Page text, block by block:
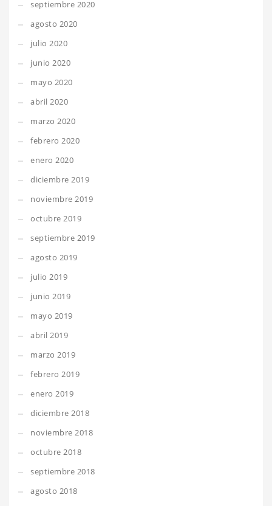
septiembre 2020
agosto 2020
julio 2020
junio 2020
mayo 2020
abril 2020
marzo 2020
febrero 2020
enero 2020
diciembre 2019
noviembre 2019
octubre 2019
septiembre 2019
agosto 2019
julio 2019
junio 2019
mayo 2019
abril 2019
marzo 2019
febrero 2019
enero 2019
diciembre 2018
noviembre 2018
octubre 2018
septiembre 2018
agosto 2018